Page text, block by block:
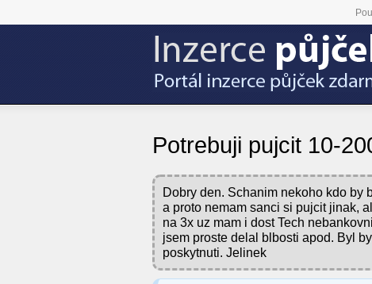
Potrebuji pujcit 10-
Dobry den. Schanim nekoho kdo by
a proto nemam sanci si pujcit jinak,
na 3x uz mam i dost Tech
jsem proste delal blbosti apod. Byl
poskytnuti. Jelinek